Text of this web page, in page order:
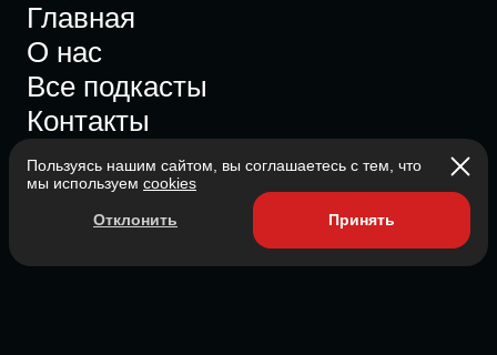
Главная
О нас
Все подкасты
Контакты
Состоит в ассоциации с 2023
Пользуясь нашим сайтом, вы соглашаетесь с тем, что
мы используем cookies
Отклонить Принять